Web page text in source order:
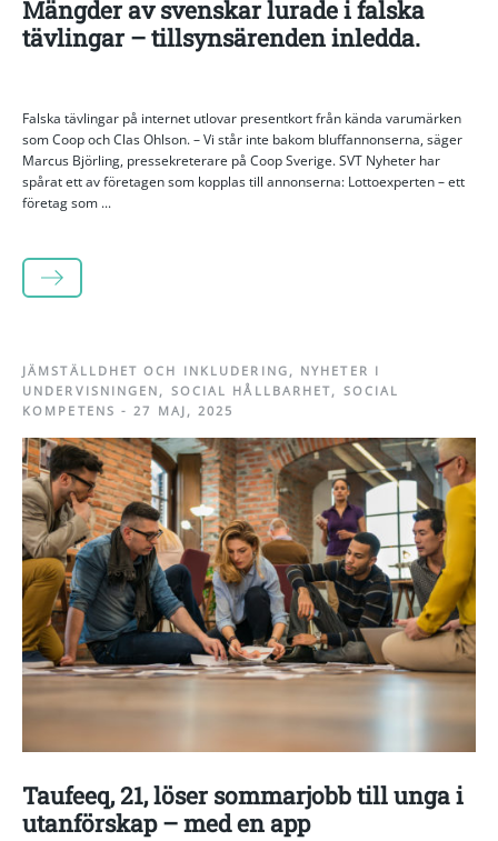
Mängder av svenskar lurade i falska
tävlingar – tillsynsärenden inledda.
Falska tävlingar på internet utlovar presentkort från kända varumärken
som Coop och Clas Ohlson. – Vi står inte bakom bluffannonserna, säger
Marcus Björling, pressekreterare på Coop Sverige. SVT Nyheter har
spårat ett av företagen som kopplas till annonserna: Lottoexperten – ett
företag som ...
LÄS MER
JÄMSTÄLLDHET OCH INKLUDERING , NYHETER I
UNDERVISNINGEN , SOCIAL HÅLLBARHET, SOCIAL
KOMPETENS -27 MAJ, 2025
Taufeeq, 21, löser sommarjobb till unga i
utanförskap – med en app